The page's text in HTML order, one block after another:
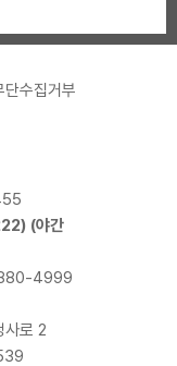
단수집거부
) (야간
4999
로 2